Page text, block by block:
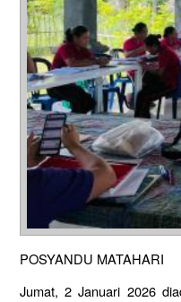
POSYANDU MATAHARI
Jumat, 2 Januari 2026